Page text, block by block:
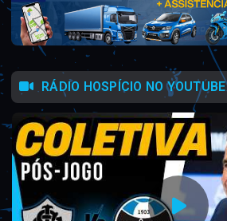
RÁDIO HOSPÍCIO NO YOUTUBE